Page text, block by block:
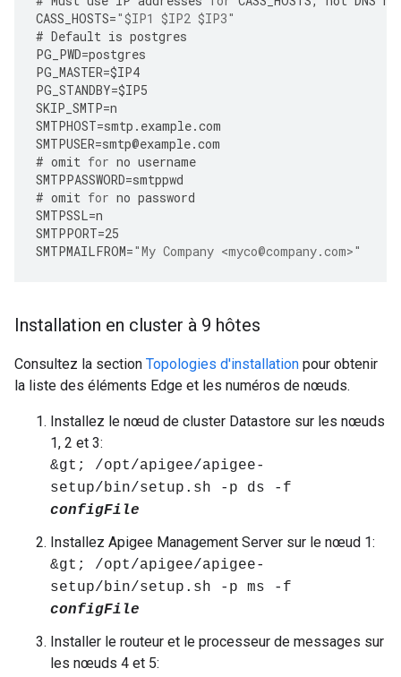
CASS_HOSTS="$IP1 $IP2 $IP3"
# Default is postgres
PG_PWD=postgres
PG_MASTER=$IP4
PG_STANDBY=$IP5
SKIP_SMTP=n
SMTPHOST=smtp . example.com
SMTPUSER=smtp@example.com
# omit for no username
SMTPPASSWORD=smtppwd
# omit for no password
SMTPSSL=n
SMTPPORT=25
SMTPMAILFROM="My Company <myco@company.com>"
Installation en cluster à 9 hôtes
Consultez la section Topologies d'installation pour obtenir
la liste des éléments Edge et les numéros de nœuds.
Installez le nœud de cluster Datastore sur les nœuds
1, 2 et 3:
&gt; /opt/apigee/apigee-
setup/bin/setup.sh -p ds -f
configFile
Installez Apigee Management Server sur le nœud 1:
&gt; /opt/apigee/apigee-
setup/bin/setup.sh -p ms -f
configFile
Installer le routeur et le processeur de messages sur
les nœuds 4 et 5: